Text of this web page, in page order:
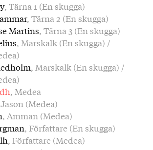
, Tärna 1 (En skugga)
, Tärna 2 (En skugga)
Martins, Tärna 3 (En skugga)
, Marskalk (En skugga) /
, Marskalk (En skugga) /
, Medea
(Medea)
, Amman (Medea)
, Författare (En skugga)
, Författare (Medea)